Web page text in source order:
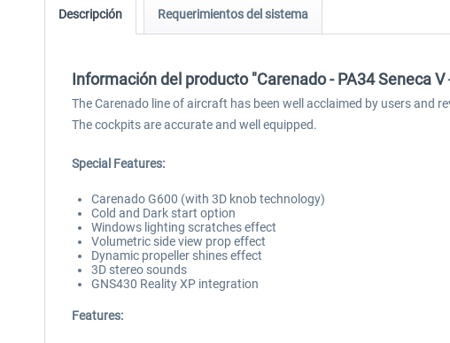
Descripción Requerimientos del sistema
Información del producto "Carenado - PA34 Seneca V
The Carenado line of aircraft has been well acclaimed by users and
The cockpits are accurate and well equipped.
Special Features:
Carenado G600 (with 3D knob technology)
Cold and Dark start option
Windows lighting scratches effect
Volumetric side view prop effect
Dynamic propeller shines effect
3D stereo sounds
GNS430 Reality XP integration
Features: